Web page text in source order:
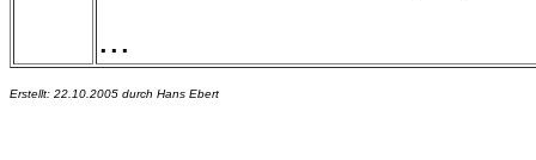
...
Erstellt: 22.10.2005 durch Hans Ebert